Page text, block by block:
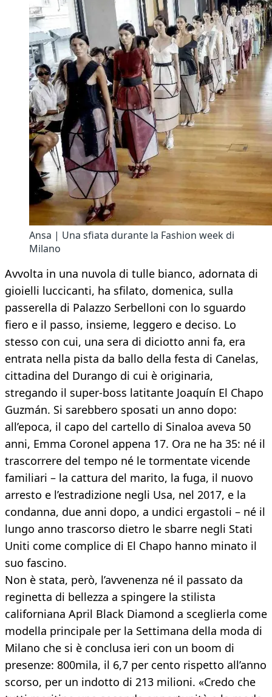
Ansa | Una sfiata durante la Fashion week di
Milano
Avvolta in una nuvola di tulle bianco, adornata di
gioielli luccicanti, ha sfilato, domenica, sulla
passerella di Palazzo Serbelloni con lo sguardo
fiero e il passo, insieme, leggero e deciso. Lo
stesso con cui, una sera di diciotto anni fa, era
entrata nella pista da ballo della festa di Canelas,
cittadina del Durango di cui è originaria,
stregando il super-boss latitante Joaquín El Chapo
Guzmán. Si sarebbero sposati un anno dopo:
all’epoca, il capo del cartello di Sinaloa aveva 50
anni, Emma Coronel appena 17. Ora ne ha 35: né il
trascorrere del tempo né le tormentate vicende
familiari – la cattura del marito, la fuga, il nuovo
arresto e l’estradizione negli Usa, nel 2017, e la
condanna, due anni dopo, a undici ergastoli – né il
lungo anno trascorso dietro le sbarre negli Stati
Uniti come complice di El Chapo hanno minato il
suo fascino.
Non è stata, però, l’avvenenza né il passato da
reginetta di bellezza a spingere la stilista
californiana April Black Diamond a sceglierla come
modella principale per la Settimana della moda di
Milano che si è conclusa ieri con un boom di
presenze: 800mila, il 6,7 per cento rispetto all’anno
scorso, per un indotto di 213 milioni. «Credo che